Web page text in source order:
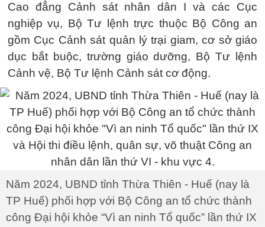
Cao đẳng Cảnh sát nhân dân I và các Cục
nghiệp vụ, Bộ Tư lệnh trực thuộc Bộ Công an
gồm Cục Cảnh sát quản lý trại giam, cơ sở giáo
dục bắt buộc, trường giáo dưỡng, Bộ Tư lệnh
Cảnh vệ, Bộ Tư lệnh Cảnh sát cơ động.
Năm 2024, UBND tỉnh Thừa Thiên - Huế (nay là
TP Huế) phối hợp với Bộ Công an tổ chức thành
công Đại hội khỏe “Vì an ninh Tổ quốc” lần thứ IX